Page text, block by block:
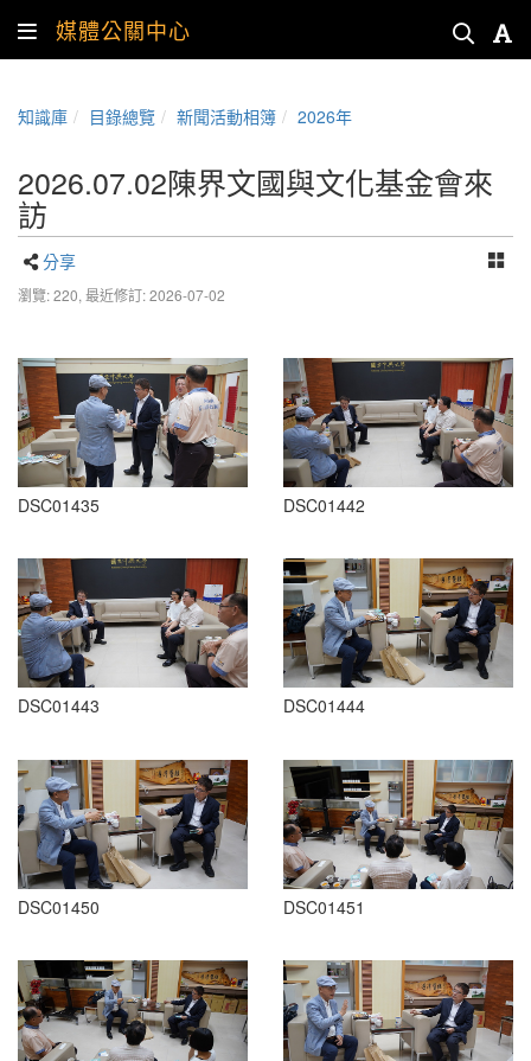
媒體公關中心
知識庫 目錄總覽 新聞活動相簿 2026年
2026.07.02陳界文國與文化基金會來
訪
分享
瀏覽: 220, 最近修訂: 2026-07-02
DSC01435 DSC01442
DSC01443 DSC01444
DSC01450 DSC01451